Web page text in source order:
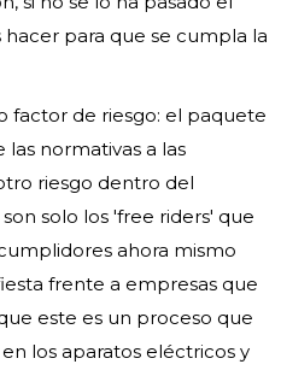
para que se cumpla la
factor de riesgo: el paquete
normativas a las
riesgo dentro del
solo los 'free riders' que
ahora mismo
frente a empresas que
este es un proceso que
los aparatos eléctricos y